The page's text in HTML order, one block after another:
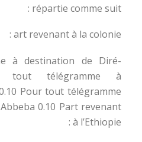
répartie comme suit :
art revenant à la colonie :
à destination de Diré-
tout télégramme à
Pour tout télégramme
0.10 Part revenant
à l’Ethiopie :